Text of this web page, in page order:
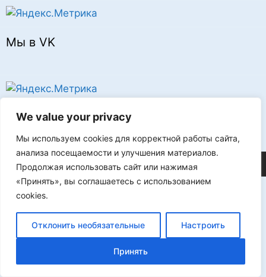
We value your privacy
Мы используем cookies для корректной работы сайта,
анализа посещаемости и улучшения материалов.
Продолжая использовать сайт или нажимая
«Принять», вы соглашаетесь с использованием
cookies.
Отклонить необязательные Настроить
Принять
Мы в VK
Реклама
©2026 FLProg